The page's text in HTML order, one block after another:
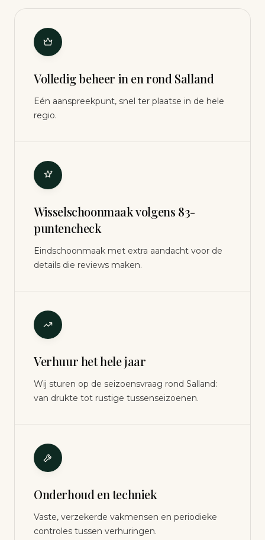
Volledig beheer in en rond Salland
Eén aanspreekpunt, snel ter plaatse in de hele
regio.
Wisselschoonmaak volgens 83-
puntencheck
Eindschoonmaak met extra aandacht voor de
details die reviews maken.
Verhuur het hele jaar
Wij sturen op de seizoensvraag rond Salland:
van drukte tot rustige tussenseizoenen.
Onderhoud en techniek
Vaste, verzekerde vakmensen en periodieke
controles tussen verhuringen.